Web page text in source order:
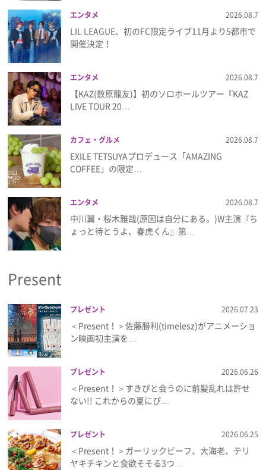
フィルム
Emoメン
ランキング
Emo!miuとは？
免責事項
プライバシーポリシー
利用規約
お問い合わせ
エンタメ 2026.08.7
LIL LEAGUE、初のFC限定ライブ11月より5都市で
開催決定！
エンタメ 2026.08.7
【KAZ(数原龍友)】初のソロホールツアー『KAZ
LIVE TOUR 20…
カフェ・グルメ 2026.08.7
EXILE TETSUYAプロデュース「AMAZING
COFFEE」の限定…
エンタメ 2026.08.7
中川翼・桜木雅哉(原因は自分にある。)W主演『ち
ょっと待とうよ、春虎くん』第…
Present
プレゼント 2026.07.23
＜Present！＞佐藤勝利(timelesz)がアニメーショ
ン映画初主演を…
プレゼント 2026.06.26
＜Present！＞すきぴと会うのに前髪乱れは許せ
ない!! これからの夏にぴ…
プレゼント 2026.06.25
＜Present！＞ガーリックビーフ、大海老、テリ
ヤキチキンと食欲そそる3つ…